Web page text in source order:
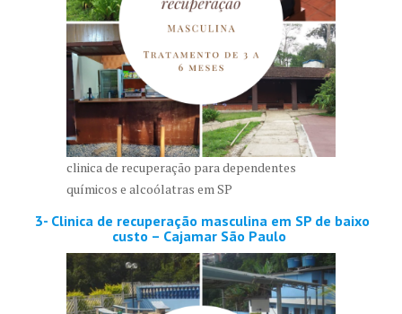
clinica de recuperação para dependentes
químicos e alcoólatras em SP
3- Clinica de recuperação masculina em SP de baixo
custo – Cajamar São Paulo